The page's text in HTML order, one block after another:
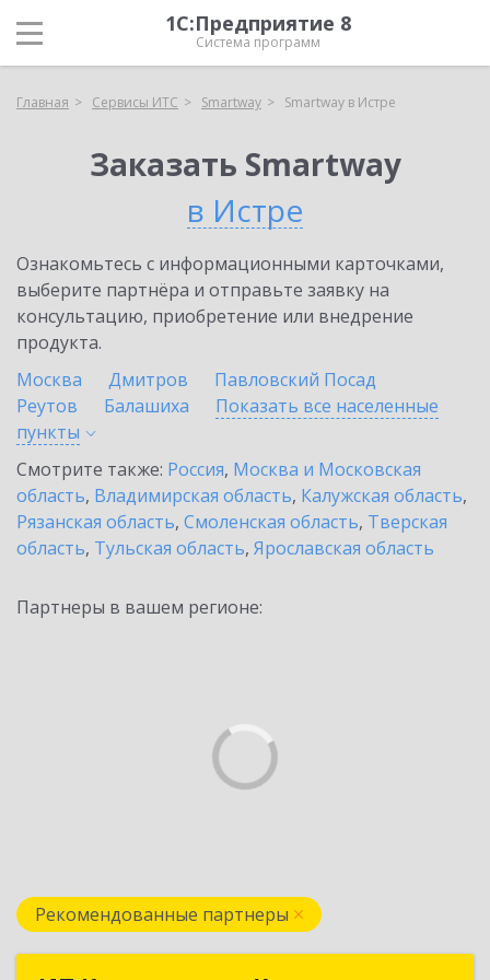
1С:Предприятие 8
Система программ
Главная Сервисы ИТС Smartway Smartway в Истре
Заказать Smartway
в Истре
Ознакомьтесь с информационными карточками,
выберите партнёра и отправьте заявку на
консультацию, приобретение или внедрение
продукта.
Москва
Дмитров
Павловский Посад
Реутов
Балашиха
Показать все населенные
пункты
Смотрите также: Россия, Москва и Московская
область, Владимирская область, Калужская область,
Рязанская область, Смоленская область, Тверская
область, Тульская область, Ярославская область
Партнеры в вашем регионе:
Рекомендованные партнеры